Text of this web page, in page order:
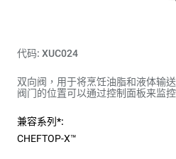
代码: XUC024
双向阀，用于将烹饪油脂和液体输
阀门的位置可以通过控制面板来监控
兼容系列*:
CHEFTOP-X™